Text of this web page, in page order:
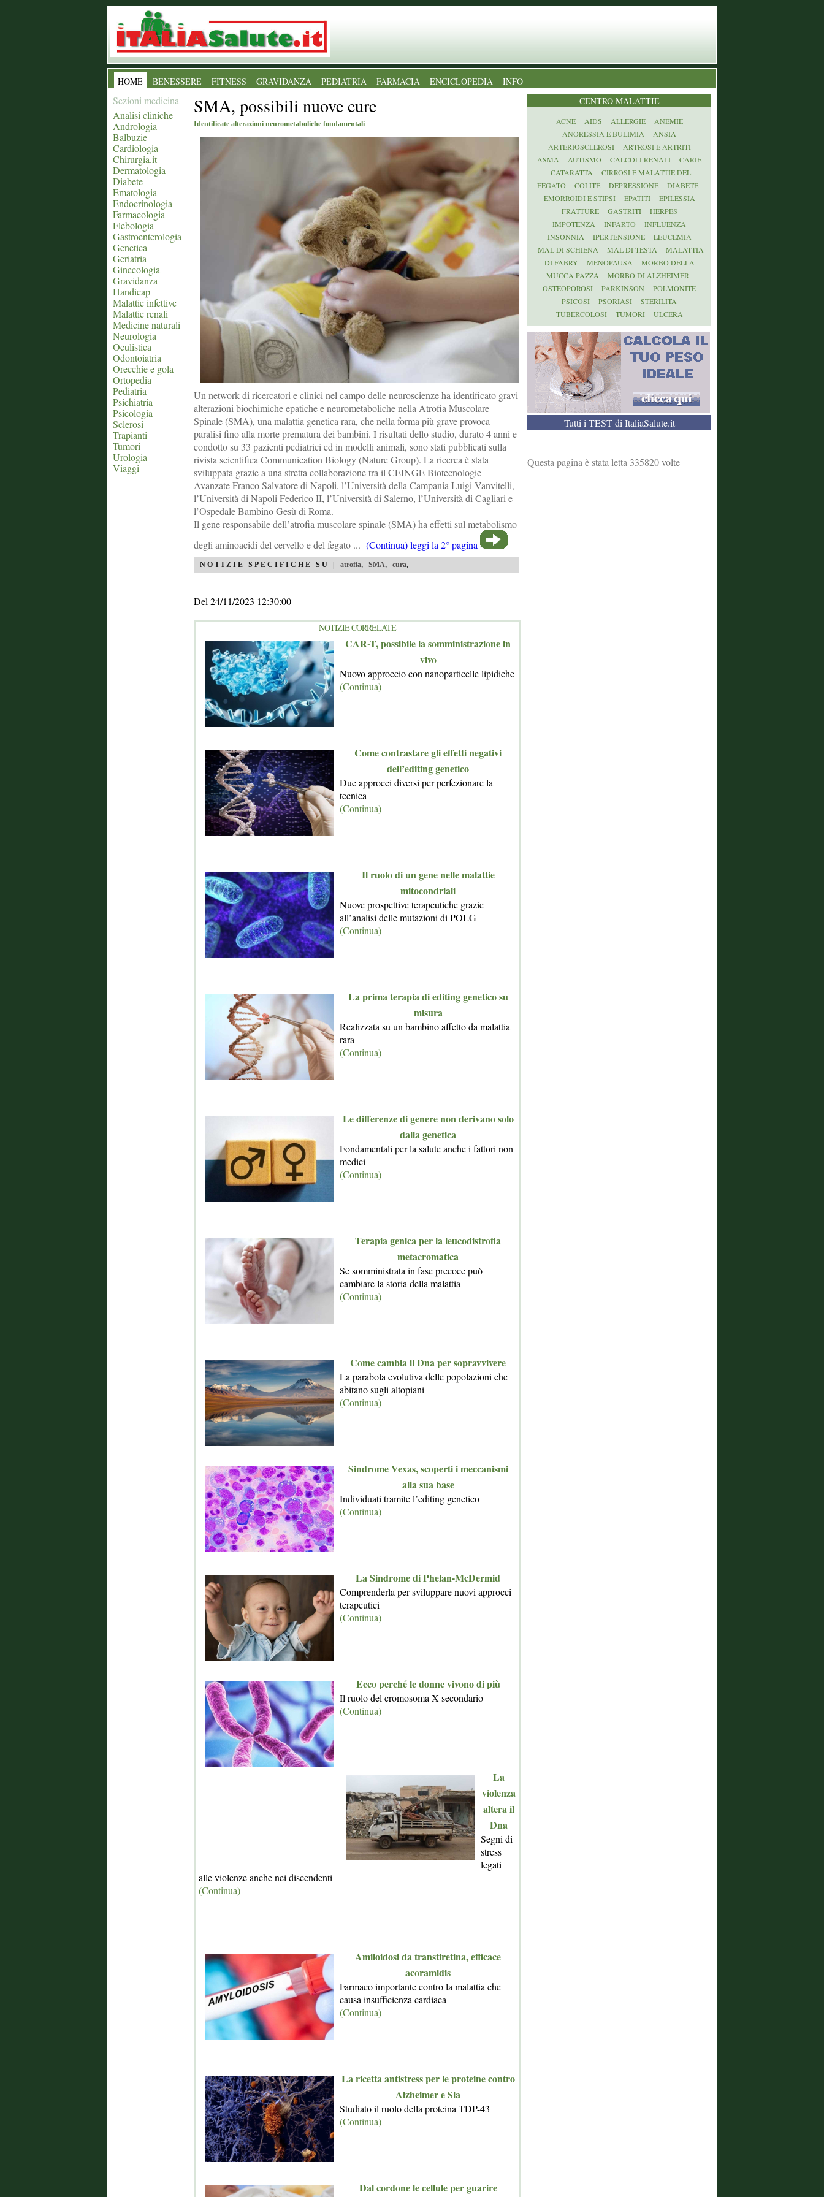
HOME BENESSERE FITNESS GRAVIDANZA PEDIATRIA FARMACIA ENCICLOPEDIA INFO
Sezioni medicina
Analisi cliniche
Andrologia
Balbuzie
Cardiologia
Chirurgia.it
Dermatologia
Diabete
Ematologia
Endocrinologia
Farmacologia
Flebologia
Gastroenterologia
Genetica
Geriatria
Ginecologia
Gravidanza
Handicap
Malattie infettive
Malattie renali
Medicine naturali
Neurologia
Oculistica
Odontoiatria
Orecchie e gola
Ortopedia
Pediatria
Psichiatria
Psicologia
Sclerosi
Trapianti
Tumori
Urologia
Viaggi
SMA, possibili nuove cure
Identificate alterazioni neurometaboliche fondamentali
Un network di ricercatori e clinici nel campo delle neuroscienze ha identificato gravi
alterazioni biochimiche epatiche e neurometaboliche nella Atrofia Muscolare
Spinale (SMA), una malattia genetica rara, che nella forma più grave provoca
paralisi fino alla morte prematura dei bambini. I risultati dello studio, durato 4 anni e
condotto su 33 pazienti pediatrici ed in modelli animali, sono stati pubblicati sulla
rivista scientifica Communication Biology (Nature Group). La ricerca è stata
sviluppata grazie a una stretta collaborazione tra il CEINGE Biotecnologie
Avanzate Franco Salvatore di Napoli, l’Università della Campania Luigi Vanvitelli,
l’Università di Napoli Federico II, l’Università di Salerno, l’Università di Cagliari e
l’Ospedale Bambino Gesù di Roma.
Il gene responsabile dell’atrofia muscolare spinale (SMA) ha effetti sul metabolismo
degli aminoacidi del cervello e del fegato ... (Continua) leggi la 2° pagina
NOTIZIE SPECIFICHE SU | atrofia, SMA, cura,
Del 24/11/2023 12:30:00
NOTIZIE CORRELATE
CAR-T, possibile la somministrazione in
vivo
Nuovo approccio con nanoparticelle lipidiche
(Continua)
Come contrastare gli effetti negativi
dell’editing genetico
Due approcci diversi per perfezionare la
tecnica
(Continua)
Il ruolo di un gene nelle malattie
mitocondriali
Nuove prospettive terapeutiche grazie
all’analisi delle mutazioni di POLG
(Continua)
La prima terapia di editing genetico su
misura
Realizzata su un bambino affetto da malattia
rara
(Continua)
Le differenze di genere non derivano solo
dalla genetica
Fondamentali per la salute anche i fattori non
medici
(Continua)
Terapia genica per la leucodistrofia
metacromatica
Se somministrata in fase precoce può
cambiare la storia della malattia
(Continua)
Come cambia il Dna per sopravvivere
La parabola evolutiva delle popolazioni che
abitano sugli altopiani
(Continua)
Sindrome Vexas, scoperti i meccanismi
alla sua base
Individuati tramite l’editing genetico
(Continua)
La Sindrome di Phelan-McDermid
Comprenderla per sviluppare nuovi approcci
terapeutici
(Continua)
Ecco perché le donne vivono di più
Il ruolo del cromosoma X secondario
(Continua)
La
violenza
altera il
Dna
Segni di
stress
legati
alle violenze anche nei discendenti
(Continua)
Amiloidosi da transtiretina, efficace
acoramidis
Farmaco importante contro la malattia che
causa insufficienza cardiaca
(Continua)
La ricetta antistress per le proteine contro
Alzheimer e Sla
Studiato il ruolo della proteina TDP-43
(Continua)
Dal cordone le cellule per guarire
CENTRO MALATTIE
ACNE AIDS ALLERGIE
ANEMIE
ANORESSIA E BULIMIA
ANSIA
ARTERIOSCLEROSI
ARTROSI E ARTRITI
ASMA
AUTISMO CALCOLI RENALI
CARIE
CATARATTA
CIRROSI E MALATTIE DEL
FEGATO
COLITE DEPRESSIONE
DIABETE
EMORROIDI E STIPSI
EPATITI
EPILESSIA
FRATTURE
GASTRITI
HERPES
IMPOTENZA
INFARTO
INFLUENZA
INSONNIA
IPERTENSIONE
LEUCEMIA
MAL DI SCHIENA
MAL DI TESTA
MALATTIA
DI FABRY
MENOPAUSA
MORBO DELLA
MUCCA PAZZA
MORBO DI ALZHEIMER
OSTEOPOROSI
PARKINSON
POLMONITE
PSICOSI
PSORIASI
STERILITA
TUBERCOLOSI
TUMORI ULCERA
Tutti i TEST di ItaliaSalute.it
Questa pagina è stata letta 335820 volte